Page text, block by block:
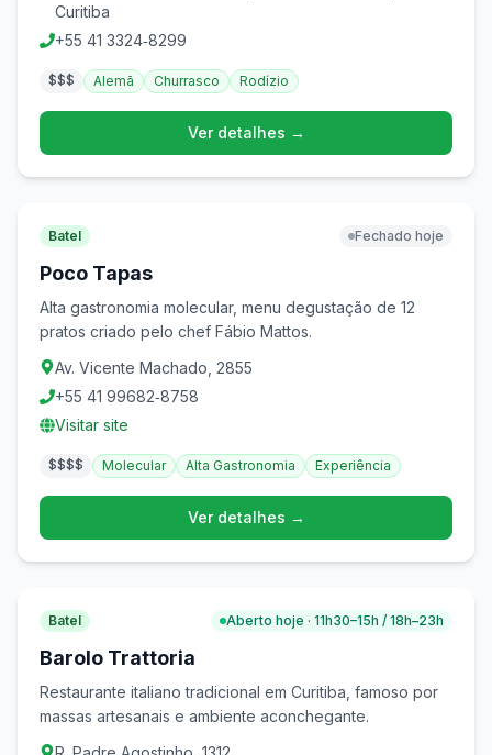
Curitiba
+55 41 3324‑8299
$$$ Alemã Churrasco Rodízio
Ver detalhes →
Batel Fechado hoje
Poco Tapas
Alta gastronomia molecular, menu degustação de 12
pratos criado pelo chef Fábio Mattos.
Av. Vicente Machado, 2855
+55 41 99682‑8758
Visitar site
$$$$ Molecular Alta Gastronomia Experiência
Ver detalhes →
Batel Aberto hoje · 11h30–15h / 18h–23h
Barolo Trattoria
Restaurante italiano tradicional em Curitiba, famoso por
massas artesanais e ambiente aconchegante.